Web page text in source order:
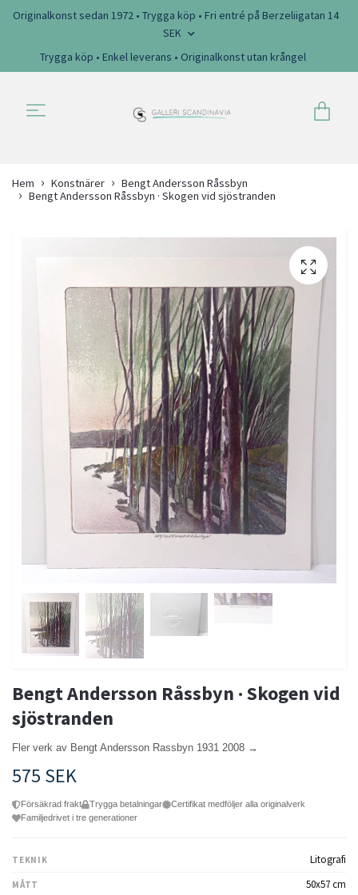
Originalkonst sedan 1972 • Trygga köp • Fri entré på Berzeliigatan 14
SEK
Trygga köp • Enkel leverans • Originalkonst utan krångel
Hem Konstnärer
Bengt Andersson Råssbyn
Bengt Andersson Råssbyn · Skogen vid sjöstranden
Bengt Andersson Råssbyn · Skogen vid
sjöstranden
Fler verk av Bengt Andersson Rassbyn 1931 2008 →
575 SEK
Försäkrad frakt Trygga betalningar
Certifikat medföljer alla originalverk
Familjedrivet i tre generationer
TEKNIK Litografi
MÅTT 50x57 cm